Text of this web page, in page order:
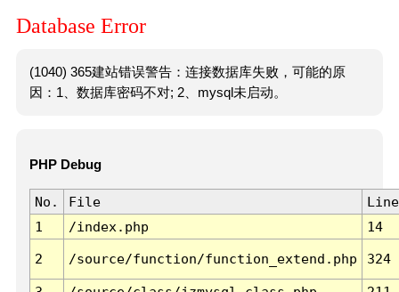
Database Error
(1040) 365建站错误警告：连接数据库失败，可能的原
因：1、数据库密码不对; 2、mysql未启动。
PHP Debug
No. File
Line
1
/index.php 14
2 /source/function/function_extend.php 324